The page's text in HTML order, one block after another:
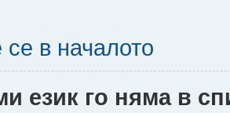
се в началото
език го няма в